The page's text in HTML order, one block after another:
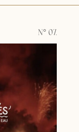
N° 07.